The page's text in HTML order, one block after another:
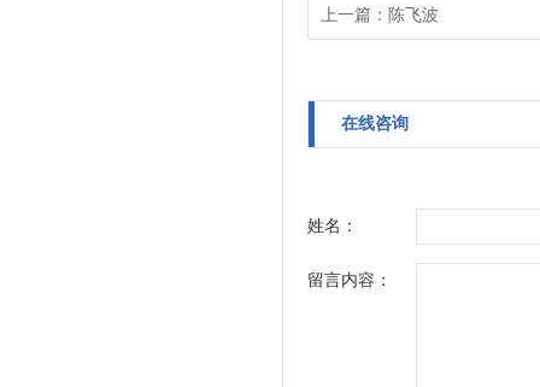
上一篇： 陈飞波
在线咨询
姓名：
留言内容：